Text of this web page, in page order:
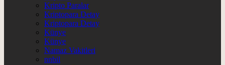
Kripto Paralar
Kriptopara Detay
Kriptopara Detay
Künye
Künye
Namaz Vakitleri
nnbil